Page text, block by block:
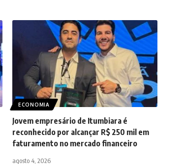
ECONOMIA
Jovem empresário de Itumbiara é
reconhecido por alcançar R$ 250 mil em
faturamento no mercado financeiro
agosto 4, 2026